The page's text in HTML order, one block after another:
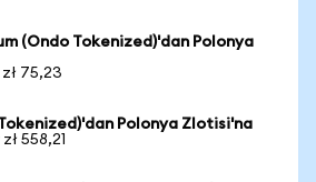
(Ondo Tokenized)'dan Polonya
75,23
Polonya Zlotisi'na
558,21